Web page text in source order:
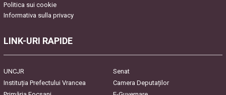
Politica sui cookie
Informativa sulla privacy
LINK-URI RAPIDE
UNCJR
Senat
Instituția Prefectului Vrancea
Camera Deputaților